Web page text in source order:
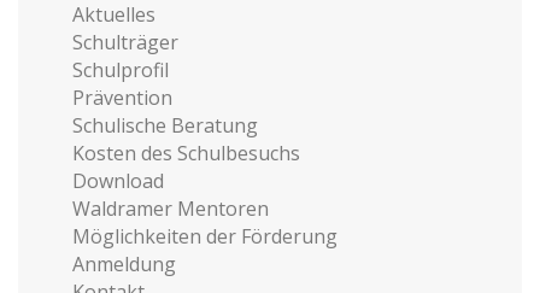
Aktuelles
Schulträger
Schulprofil
Prävention
Schulische Beratung
Kosten des Schulbesuchs
Download
Waldramer Mentoren
Möglichkeiten der Förderung
Anmeldung